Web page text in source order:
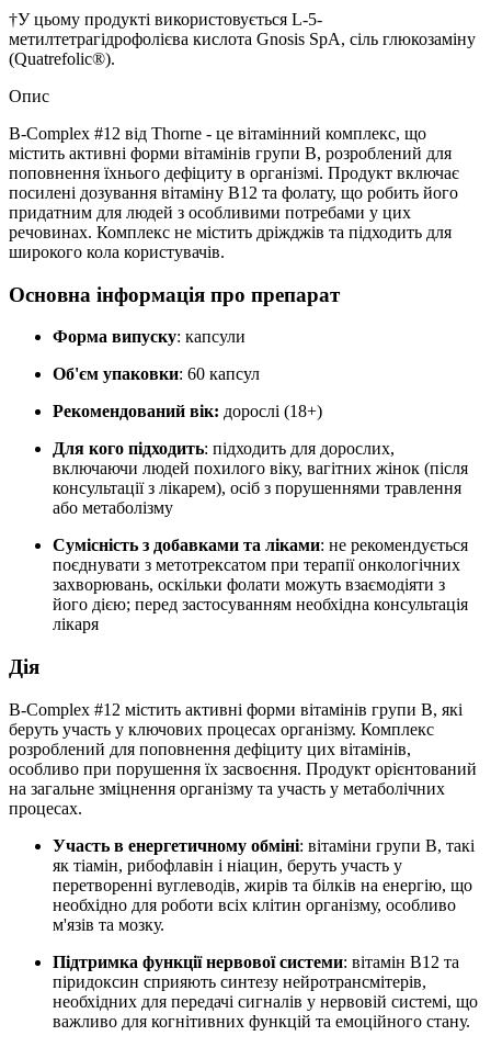
†У цьому продукті використовується L-5-
метилтетрагідрофолієва кислота Gnosis SpA, сіль глюкозаміну
(Quatrefolic®).
Опис
B-Complex #12 від Thorne - це вітамінний комплекс, що
містить активні форми вітамінів групи B, розроблений для
поповнення їхнього дефіциту в організмі. Продукт включає
посилені дозування вітаміну B12 та фолату, що робить його
придатним для людей з особливими потребами у цих
речовинах. Комплекс не містить дріжджів та підходить для
широкого кола користувачів.
Основна інформація про препарат
Форма випуску: капсули
Об'єм упаковки: 60 капсул
Рекомендований вік: дорослі (18+)
Для кого підходить: підходить для дорослих,
включаючи людей похилого віку, вагітних жінок (після
консультації з лікарем), осіб з порушеннями травлення
або метаболізму
Сумісність з добавками та ліками: не рекомендується
поєднувати з метотрексатом при терапії онкологічних
захворювань, оскільки фолати можуть взаємодіяти з
його дією; перед застосуванням необхідна консультація
лікаря
Дія
B-Complex #12 містить активні форми вітамінів групи B, які
беруть участь у ключових процесах організму. Комплекс
розроблений для поповнення дефіциту цих вітамінів,
особливо при порушення їх засвоєння. Продукт орієнтований
на загальне зміцнення організму та участь у метаболічних
процесах.
Участь в енергетичному обміні: вітаміни групи B, такі
як тіамін, рибофлавін і ніацин, беруть участь у
перетворенні вуглеводів, жирів та білків на енергію, що
необхідно для роботи всіх клітин організму, особливо
м'язів та мозку.
Підтримка функції нервової системи: вітамін B12 та
піридоксин сприяють синтезу нейротрансмітерів,
необхідних для передачі сигналів у нервовій системі, що
важливо для когнітивних функцій та емоційного стану.